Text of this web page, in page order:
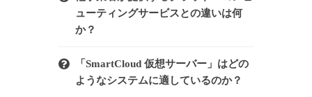
ューティングサービスとの違いは何
か？
「SmartCloud 仮想サーバー」はどの
ようなシステムに適しているのか？